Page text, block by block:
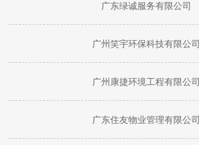
广东绿诚服务有限公司
广州笑宇环保科技有限公司
广州康捷环境工程有限公司
广东住友物业管理有限公司